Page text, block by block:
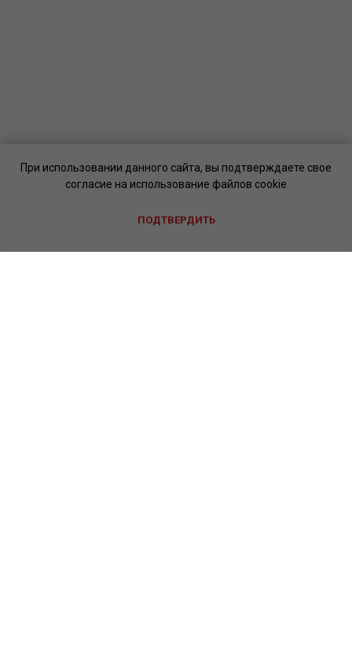
При использовании данного сайта, вы подтверждаете свое
согласие на использование файлов cookie
ПОДТВЕРДИТЬ